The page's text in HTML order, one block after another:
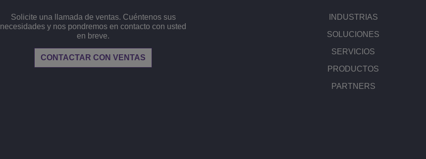
Solicite una llamada de ventas. Cuéntenos sus
necesidades y nos pondremos en contacto con usted
en breve.
CONTACTAR CON VENTAS
INDUSTRIAS
SOLUCIONES
SERVICIOS
PRODUCTOS
PARTNERS